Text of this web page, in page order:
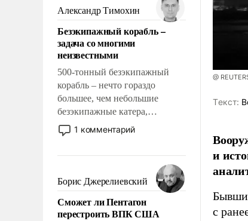
ударами судьбы, брать на себя
ответственность, помогать
слабым, идти вперед и
адаптироваться.
Александр Тимохин
Безэкипажный корабль –
задача со многими
неизвестными
500-тонный безэкипажный
корабль – нечто гораздо
большее, чем небольшие
безэкипажные катера,
применение которых уже
стало обыденностью. Задача по
сложна и амбициозна. Однако
и ее реализация радикально
поднимет наши боевые
возможности.
1 комментарий
Борис Джерелиевский
Сможет ли Пентагон
перестроить ВПК США
@
Tекст:
и
с